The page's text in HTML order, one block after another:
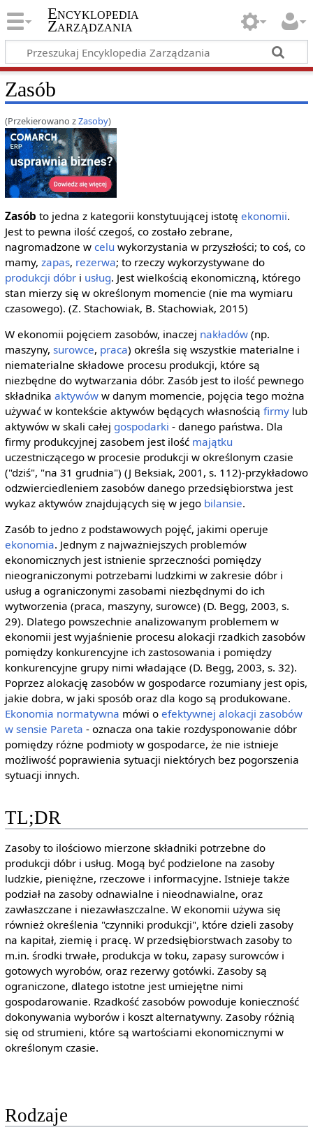
Encyklopedia
Zarządzania
Zasób
(Przekierowano zZasoby)
Zasób to jedna z kategorii konstytuującej istotę ekonomii.
Jest to pewna ilość czegoś, co zostało zebrane,
nagromadzone w celu wykorzystania w przyszłości; to coś, co
mamy, zapas, rezerwa; to rzeczy wykorzystywane do
produkcji dóbri usług. Jest wielkością ekonomiczną, którego
stan mierzy się w określonym momencie (nie ma wymiaru
czasowego). (Z. Stachowiak, B. Stachowiak, 2015)
W ekonomii pojęciem zasobów, inaczej nakładów(np.
maszyny, surowce, praca) określa się wszystkie materialne i
niematerialne składowe procesu produkcji, które są
niezbędne do wytwarzania dóbr. Zasób jest to ilość pewnego
składnika aktywóww danym momencie, pojęcia tego można
używać w kontekście aktywów będących własnością firmylub
aktywów w skali całej gospodarki - danego państwa. Dla
firmy produkcyjnej zasobem jest ilość majątku
uczestniczącego w procesie produkcji w określonym czasie
("dziś", "na 31 grudnia") (J Beksiak, 2001, s. 112)-przykładowo
odzwierciedleniem zasobów danego przedsiębiorstwa jest
wykaz aktywów znajdujących się w jego bilansie.
Zasób to jedno z podstawowych pojęć, jakimi operuje
ekonomia. Jednym z najważniejszych problemów
ekonomicznych jest istnienie sprzeczności pomiędzy
nieograniczonymi potrzebami ludzkimi w zakresie dóbr i
usług a ograniczonymi zasobami niezbędnymi do ich
wytworzenia (praca, maszyny, surowce) (D. Begg, 2003, s.
29). Dlatego powszechnie analizowanym problemem w
ekonomii jest wyjaśnienie procesu alokacji rzadkich zasobów
pomiędzy konkurencyjne ich zastosowania i pomiędzy
konkurencyjne grupy nimi władające (D. Begg, 2003, s. 32).
Poprzez alokację zasobów w gospodarce rozumiany jest opis,
jakie dobra, w jaki sposób oraz dla kogo są produkowane.
Ekonomia normatywna mówi o efektywnej alokacji zasobów
w sensie Pareta - oznacza ona takie rozdysponowanie dóbr
pomiędzy różne podmioty w gospodarce, że nie istnieje
możliwość poprawienia sytuacji niektórych bez pogorszenia
sytuacji innych.
TL;DR
Zasoby to ilościowo mierzone składniki potrzebne do
produkcji dóbr i usług. Mogą być podzielone na zasoby
ludzkie, pieniężne, rzeczowe i informacyjne. Istnieje także
podział na zasoby odnawialne i nieodnawialne, oraz
zawłaszczane i niezawłaszczalne. W ekonomii używa się
również określenia "czynniki produkcji", które dzieli zasoby
na kapitał, ziemię i pracę. W przedsiębiorstwach zasoby to
m.in. środki trwałe, produkcja w toku, zapasy surowców i
gotowych wyrobów, oraz rezerwy gotówki. Zasoby są
ograniczone, dlatego istotne jest umiejętne nimi
gospodarowanie. Rzadkość zasobów powoduje konieczność
dokonywania wyborów i koszt alternatywny. Zasoby różnią
się od strumieni, które są wartościami ekonomicznymi w
określonym czasie.
Rodzaje